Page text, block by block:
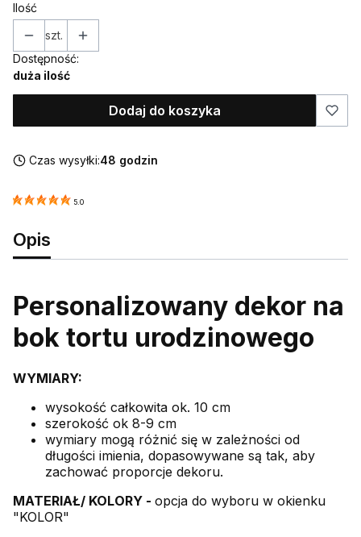
Ilość
szt.
Dostępność:
duża ilość
Dodaj do koszyka
Czas wysyłki:48 godzin
5.0
Opis
Personalizowany dekor na
bok tortu urodzinowego
WYMIARY:
wysokość całkowita ok. 10 cm
szerokość ok 8-9 cm
wymiary mogą różnić się w zależności od
długości imienia, dopasowywane są tak, aby
zachować proporcje dekoru.
MATERIAŁ/ KOLORY - opcja do wyboru w okienku
"KOLOR"